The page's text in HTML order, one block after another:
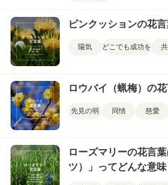
ピンクッションの花
陽気 どこでも成功を
ロウバイ（蝋梅）の
先見の明 同情 慈愛
ローズマリーの花言
ツ）」ってどんな意味